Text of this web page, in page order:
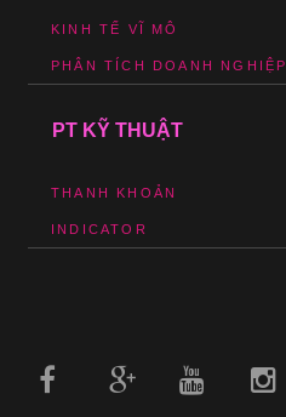
KINH TẾ VĨ MÔ
PHÂN TÍCH DOANH NGHIỆP
PT KỸ THUẬT
THANH KHOẢN
INDICATOR